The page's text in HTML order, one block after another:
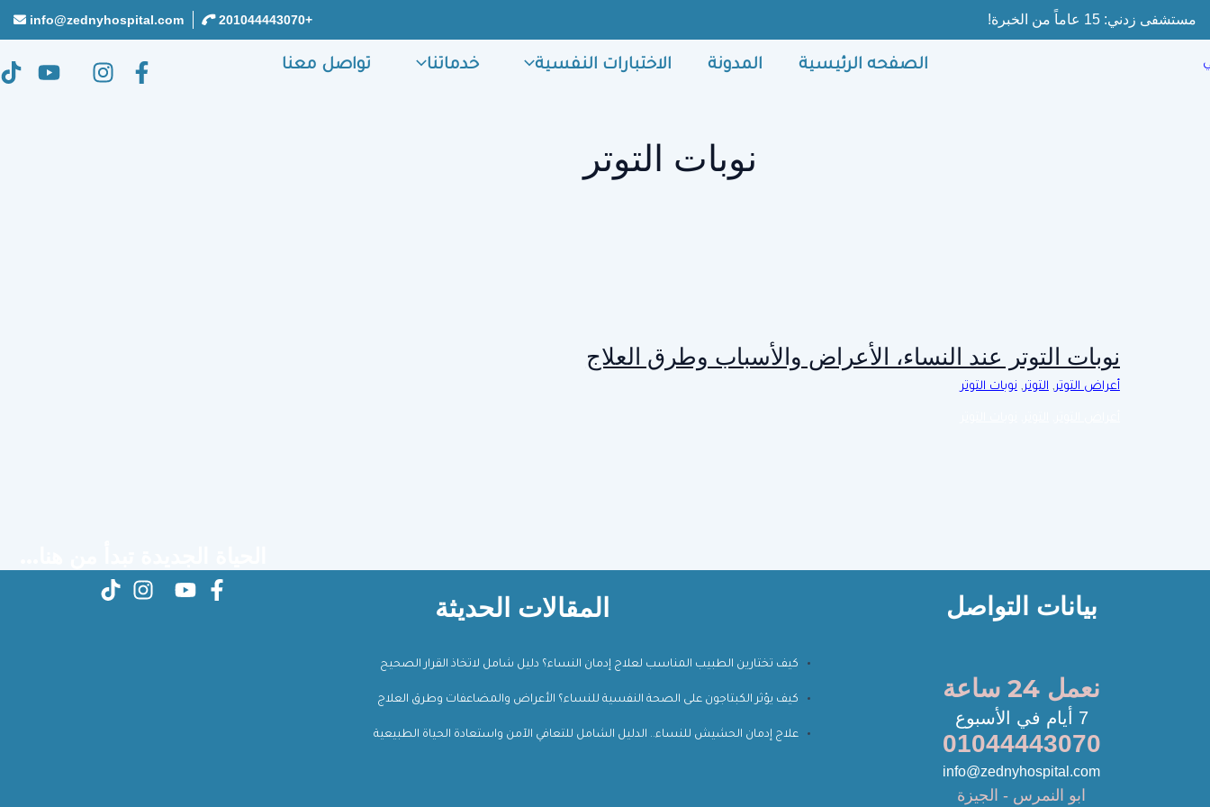
مستشفى زدني: 15 عاماً من الخبرة! +201044443070
info@zednyhospital.com
الصفحه الرئيسية المدونة الاختبارات النفسية خدماتنا تواصل معنا
نوبات التوتر
نوبات التوتر عند النساء، الأعراض والأسباب وطرق العلاج
أعراض التوتر, التوتر, نوبات التوتر
بيانات التواصل
نعمل 24 ساعة
7 أيام في الأسبوع
01044443070
info@zednyhospital.com
ابو النمرس - الجيزة
المقالات الحديثة
كيف تختارين الطبيب المناسب لعلاج إدمان النساء؟ دليل شامل لاتخاذ القرار الصحيح
كيف يؤثر الكبتاجون على الصحة النفسية للنساء؟ الأعراض والمضاعفات وطرق العلاج
علاج إدمان الحشيش للنساء.. الدليل الشامل للتعافي الآمن واستعادة الحياة الطبيعية